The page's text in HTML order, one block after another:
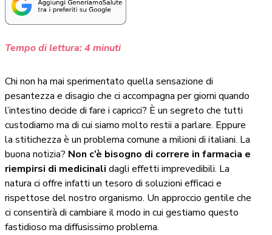
Tempo di lettura:4 minuti
Chi non ha mai sperimentato quella sensazione di
pesantezza e disagio che ci accompagna per giorni quando
l’intestino decide di fare i capricci? È un segreto che tutti
custodiamo ma di cui siamo molto restii a parlare. Eppure
la stitichezza è un problema comune a milioni di italiani. La
buona notizia? Non c’è bisogno di correre in farmacia e
riempirsi di medicinali dagli effetti imprevedibili. La
natura ci offre infatti un tesoro di soluzioni efficaci e
rispettose del nostro organismo. Un approccio gentile che
ci consentirà di cambiare il modo in cui gestiamo questo
fastidioso ma diffusissimo problema.